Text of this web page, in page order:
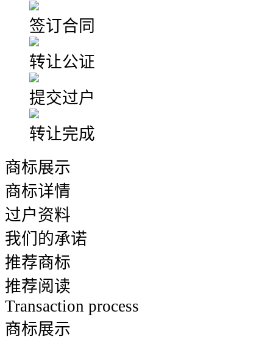
签订合同
转让公证
提交过户
转让完成
商标展示
商标详情
过户资料
我们的承诺
推荐商标
推荐阅读
Transaction process
商标展示